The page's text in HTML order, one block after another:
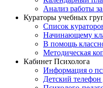
Анализ работы
Кураторы учебных
Список
Начинающему
В помощь
Методическая
Кабинет Психолога
Информация о
Детский телефон